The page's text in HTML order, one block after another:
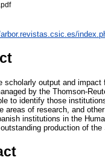
scholarly output and
by the Thomson-
to identify those
areas of research, and
institutions in the
production of